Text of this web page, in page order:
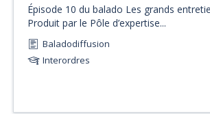
Épisode 10 du balado Les grands
Produit par le Pôle d’expertise...
Baladodiffusion
Interordres